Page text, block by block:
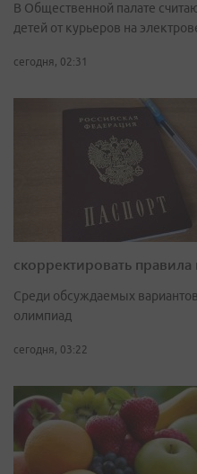
В Общественной палате
детей от курьеров на
сегодня, 02:31
скорректировать
Среди обсуждаемых
олимпиад
сегодня, 03:22